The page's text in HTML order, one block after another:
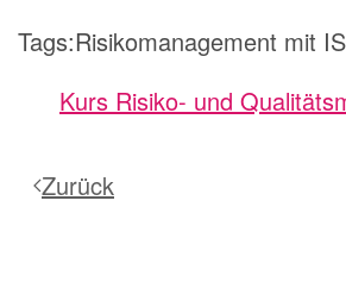
Tags:Risikomanagement mit
Kurs Risiko- und
Zurück